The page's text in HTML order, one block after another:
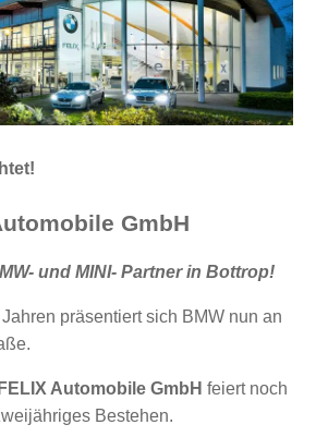
GmbH
und MINI- Partner in Bottrop!
präsentiert sich BMW nun an
FELIX Automobile GmbH feiert noch
Bestehen.